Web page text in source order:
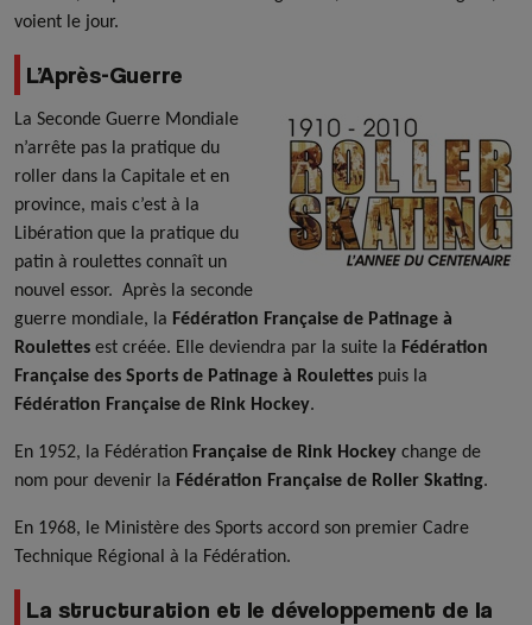
voient le jour.
L’Après-Guerre
La Seconde Guerre Mondiale
n’arrête pas la pratique du
roller dans la Capitale et en
province, mais c’est à la
Libération que la pratique du
patin à roulettes connaît un
nouvel essor. Après la seconde
guerre mondiale, la Fédération Française de Patinage à
Roulettes est créée. Elle deviendra par la suite la Fédération
Française des Sports de Patinage à Roulettes puis la
Fédération Française de Rink Hockey.
En 1952, la Fédération Française de Rink Hockey change de
nom pour devenir la Fédération Française de Roller Skating.
En 1968, le Ministère des Sports accord son premier Cadre
Technique Régional à la Fédération.
La structuration et le développement de la